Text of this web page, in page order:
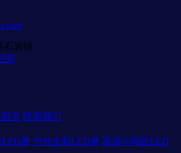
石岩镇
言 联系我们
屏 户外全彩LED屏 高清小间距LED